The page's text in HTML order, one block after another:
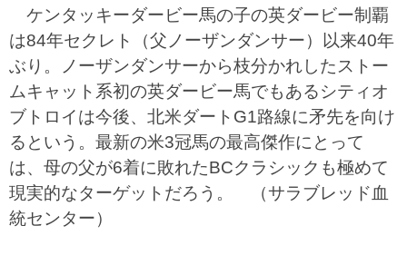
ケンタッキーダービー馬の子の英ダービー制覇
は84年セクレト（父ノーザンダンサー）以来40年
ぶり。ノーザンダンサーから枝分かれしたストー
ムキャット系初の英ダービー馬でもあるシティオ
ブトロイは今後、北米ダートG1路線に矛先を向け
るという。最新の米3冠馬の最高傑作にとって
は、母の父が6着に敗れたBCクラシックも極めて
現実的なターゲットだろう。 （サラブレッド血
統センター）